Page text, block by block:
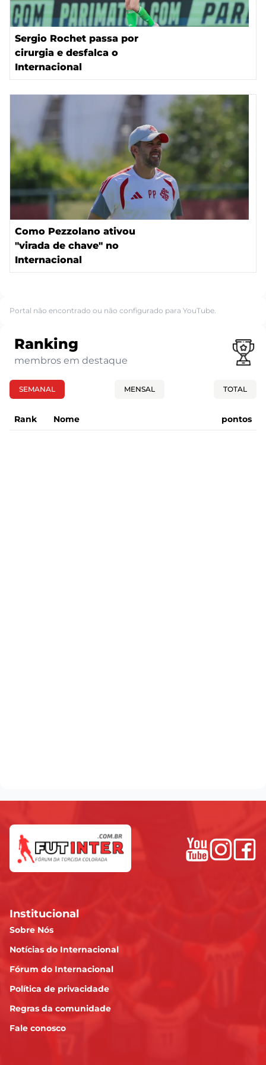
Sergio Rochet passa por
cirurgia e desfalca o
Internacional
Como Pezzolano ativou
"virada de chave" no
Internacional
Portal não encontrado ou não configurado para YouTube.
Ranking
membros em destaque
SEMANAL MENSAL TOTAL
Rank Nome pontos
Institucional
Sobre Nós
Notícias do Internacional
Fórum do Internacional
Política de privacidade
Regras da comunidade
Fale conosco